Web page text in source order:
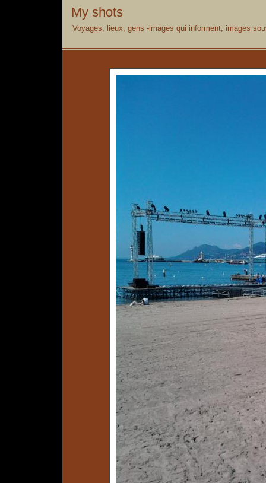
My shots
Voyages, lieux, gens -images qui informent, images